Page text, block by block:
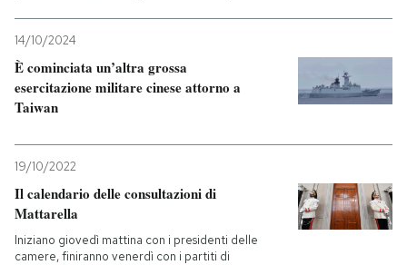
14/10/2024
È cominciata un’altra grossa
esercitazione militare cinese attorno a
Taiwan
19/10/2022
Il calendario delle consultazioni di
Mattarella
Iniziano giovedì mattina con i presidenti delle
camere, finiranno venerdì con i partiti di